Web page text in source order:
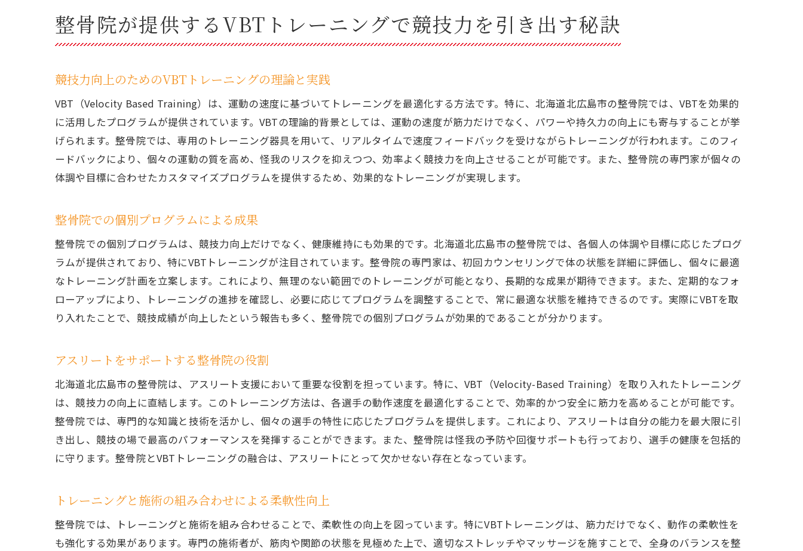
VBTによる健康維持とパフォーマンスの向上
トレーニングの効果を継続する整骨院のサポート
整骨院が提供するVBTトレーニングで競技力を引き出す秘訣
競技力向上のためのVBTトレーニングの理論と実践
VBT（Velocity Based Training）は、運動の速度に基づいてトレーニングを最適化する方法です。特に、北海道北広島市の整骨院では、VBTを効果的
に活用したプログラムが提供されています。VBTの理論的背景としては、運動の速度が筋力だけでなく、パワーや持久力の向上にも寄与することが挙
げられます。整骨院では、専用のトレーニング器具を用いて、リアルタイムで速度フィードバックを受けながらトレーニングが行われます。このフィ
ードバックにより、個々の運動の質を高め、怪我のリスクを抑えつつ、効率よく競技力を向上させることが可能です。また、整骨院の専門家が個々の
体調や目標に合わせたカスタマイズプログラムを提供するため、効果的なトレーニングが実現します。
整骨院での個別プログラムによる成果
整骨院での個別プログラムは、競技力向上だけでなく、健康維持にも効果的です。北海道北広島市の整骨院では、各個人の体調や目標に応じたプログ
ラムが提供されており、特にVBTトレーニングが注目されています。整骨院の専門家は、初回カウンセリングで体の状態を詳細に評価し、個々に最適
なトレーニング計画を立案します。これにより、無理のない範囲でのトレーニングが可能となり、長期的な成果が期待できます。また、定期的なフォ
ローアップにより、トレーニングの進捗を確認し、必要に応じてプログラムを調整することで、常に最適な状態を維持できるのです。実際にVBTを取
り入れたことで、競技成績が向上したという報告も多く、整骨院での個別プログラムが効果的であることが分かります。
アスリートをサポートする整骨院の役割
北海道北広島市の整骨院は、アスリート支援において重要な役割を担っています。特に、VBT（Velocity-Based Training）を取り入れたトレーニング
は、競技力の向上に直結します。このトレーニング方法は、各選手の動作速度を最適化することで、効率的かつ安全に筋力を高めることが可能です。
整骨院では、専門的な知識と技術を活かし、個々の選手の特性に応じたプログラムを提供します。これにより、アスリートは自分の能力を最大限に引
き出し、競技の場で最高のパフォーマンスを発揮することができます。また、整骨院は怪我の予防や回復サポートも行っており、選手の健康を包括的
に守ります。整骨院とVBTトレーニングの融合は、アスリートにとって欠かせない存在となっています。
トレーニングと施術の組み合わせによる柔軟性向上
整骨院では、トレーニングと施術を組み合わせることで、柔軟性の向上を図っています。特にVBTトレーニングは、筋力だけでなく、動作の柔軟性を
も強化する効果があります。専門の施術者が、筋肉や関節の状態を見極めた上で、適切なストレッチやマッサージを施すことで、全身のバランスを整